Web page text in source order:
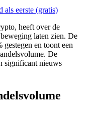
als eerste (gratis)
heeft over de
laten zien. De
en toont een
De
significant nieuws